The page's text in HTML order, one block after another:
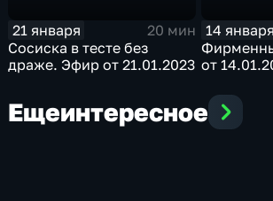
21 января
20 мин
Сосиска в тесте без
драже. Эфир от 21.01.2023
14 января
от
Ещеинтересное